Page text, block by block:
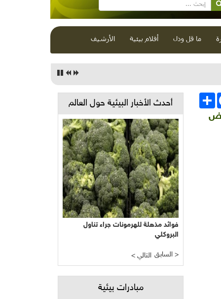
ما قل ودل أفلام بيئية الأرشيف
انشر
أحدث الأخبار البيئية حول العالم
فوائد مذهلة للهرمونات جراء تناول
البروكلي
< التالي السابق >
مبادرات بيئية